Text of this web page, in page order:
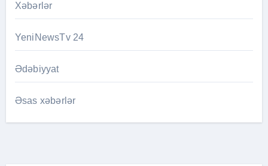
Xəbərlər
YeniNewsTv 24
Ədəbiyyat
Əsas xəbərlər